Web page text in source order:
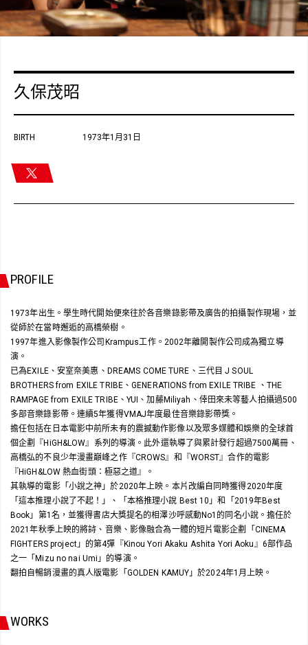
久保茂昭
BIRTH 1973年1月31日
PROFILE
1973年出生。學生時代開始便來往於各音樂錄影帶及廣告的拍攝製作現場，並
從師於在當時邂逅的高橋榮樹。
1997年進入影像製作公司Krampus工作。2002年離開製作公司成為獨立導
演。
已為EXILE、安室奈美惠、DREAMS COME TURE、三代目 J SOUL
BROTHERS from EXILE TRIBE、GENERATIONS from EXILE TRIBE 、THE
RAMPAGE from EXILE TRIBE、YUI、加藤Miliyah、倖田來未等藝人拍攝過500
多部音樂錄影帶。連續5年獲得VMAJ年度最佳音樂錄影帶獎。
擔任包括在日本電影中前所未有的震撼動作影像以及眾多媒體和娛樂的全球首
個企劃『HiGH&LOW』系列的導演。此外還執導了與累計發行超過7500萬冊、
高橋弘的不良少年漫畫巔峰之作『CROWS』和『WORST』合作的電影
『HiGH&LOW 熱血街頭：極惡之道』。
其執導的電影「小說之神」於2020年上映。本片改編自同時獲得2020年度
「這本推理小說了不起！」、「本格推理小說 Best 10」和「2019年Best
Book」第1名，並獲得書店大獎提名的相澤沙呼感動No1的同名小說。擔任於
2021年秋季上映的將詩、音樂、影像融合為一體的短片電影企劃「CINEMA
FIGHTERS project」的第4彈『Kinou Yori Akaku Ashita Yori Aoku』6部作品
之一「Mizu no nai Umi」的導演。
翻拍自暢銷漫畫的真人版電影「GOLDEN KAMUY」於2024年1月上映。
WORKS